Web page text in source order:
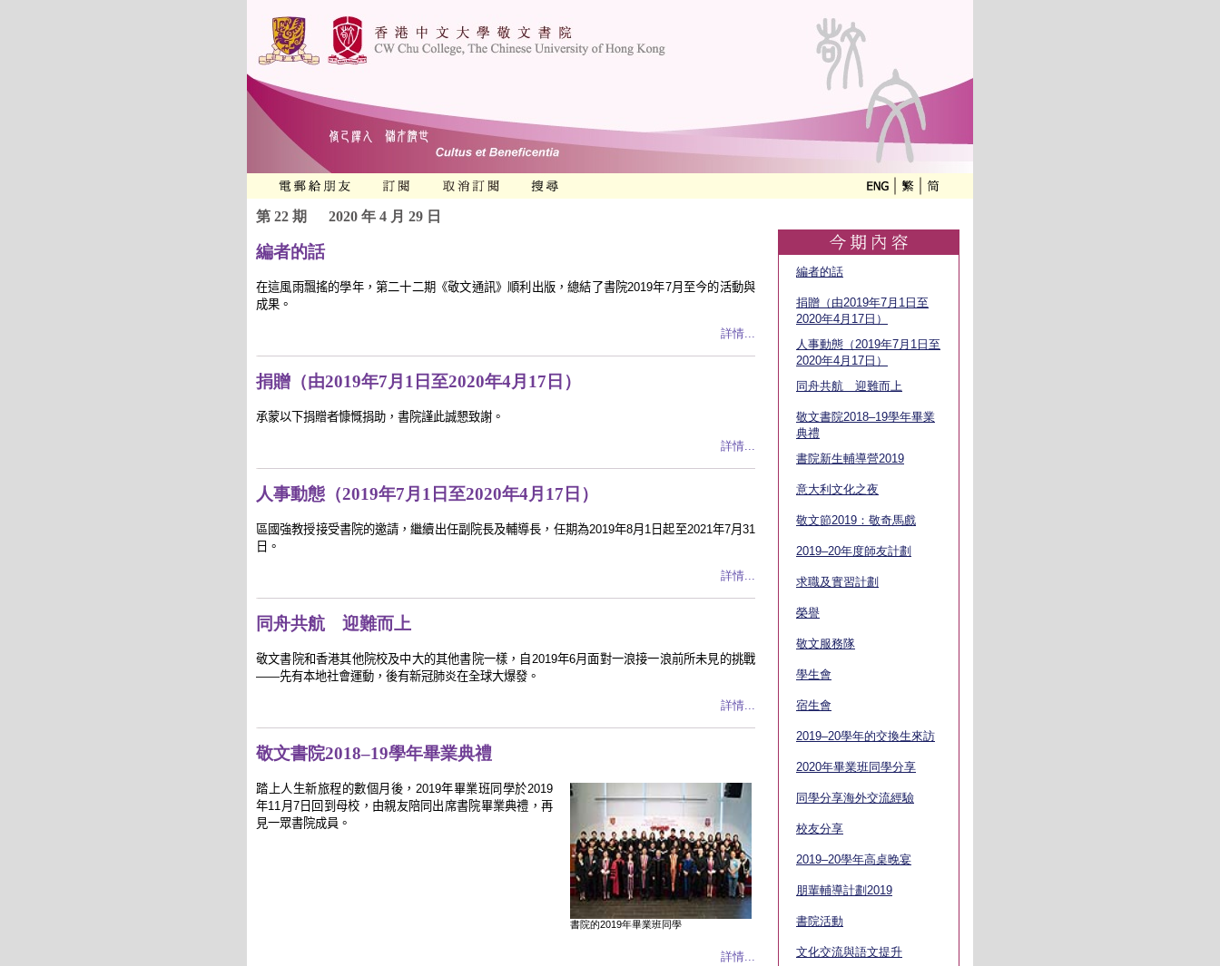
第 22 期 2020 年 4 月 29 日
編者的話
在這風雨飄搖的學年，第二十二期《敬文通訊》順利出版，總結了書院2019年7月至今的活動與
成果。
詳情...
捐贈（由2019年7月1日至2020年4月17日）
承蒙以下捐贈者慷慨捐助，書院謹此誠懇致謝。
詳情...
人事動態（2019年7月1日至2020年4月17日）
區國強教授接受書院的邀請，繼續出任副院長及輔導長，任期為2019年8月1日起至2021年7月31
日。
詳情...
同舟共航 迎難而上
敬文書院和香港其他院校及中大的其他書院一樣，自2019年6月面對一浪接一浪前所未見的挑戰
——先有本地社會運動，後有新冠肺炎在全球大爆發。
詳情...
敬文書院2018–19學年畢業典禮
踏上人生新旅程的數個月後，2019年畢業班同學於2019
年11月7日回到母校，由親友陪同出席書院畢業典禮，再
見一眾書院成員。
書院的2019年畢業班同學
詳情...
編者的話
捐贈（由2019年7月1日至
2020年4月17日）
人事動態（2019年7月1日至
2020年4月17日）
同舟共航 迎難而上
敬文書院2018–19學年畢業
典禮
書院新生輔導營2019
意大利文化之夜
敬文節2019：敬奇馬戲
2019–20年度師友計劃
求職及實習計劃
榮譽
敬文服務隊
學生會
宿生會
2019–20學年的交換生來訪
2020年畢業班同學分享
同學分享海外交流經驗
校友分享
2019–20學年高桌晚宴
朋輩輔導計劃2019
書院活動
文化交流與語文提升